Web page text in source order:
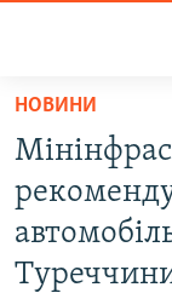
Перейти
основного
матеріалу
Перейти
до
основної
ВОДА.КРИМ
ВІДЕО ТА ФОТО
ПОЛІТИКА
НОВИНИ